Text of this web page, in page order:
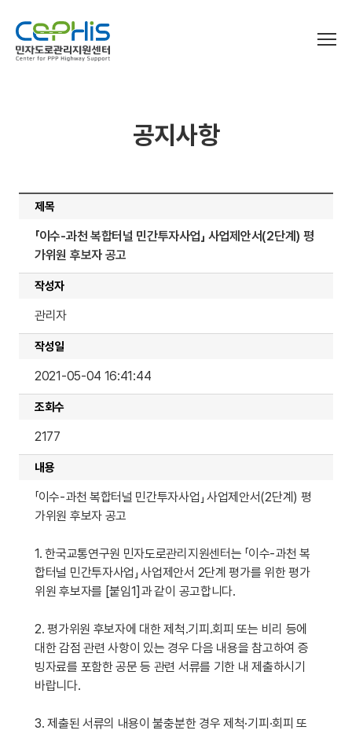
설립목적 및 연혁
주요업무
조직도
찾아오시는길
민자고속도로 현황
정보마당
민자교통SOC 브리프
법령
운영평가
운영평가
운영평가 매뉴얼
운영평가 결과
미납통행료 징수
부가통행료 부과 기준 및 절차
강제징수
FAQ
공시송달
미납통행료 조회·납부
민자도로관리지원센터 연구보고서
한국교통연구원 연구보고서
공지사항
채용공고
공지사항
제목
「이수-과천 복합터널 민간투자사업」 사업제안서(2단계) 평
가위원 후보자 공고
작성자
관리자
작성일
2021-05-04 16:41:44
조회수
2177
내용
「이수-과천 복합터널 민간투자사업」 사업제안서(2단계) 평
가위원 후보자 공고
1. 한국교통연구원 민자도로관리지원센터는 「이수-과천 복
합터널 민간투자사업」 사업제안서 2단계 평가를 위한 평가
위원 후보자를 [붙임1]과 같이 공고합니다.
2. 평가위원 후보자에 대한 제척․기피․회피 또는 비리 등에
대한 감점 관련 사항이 있는 경우 다음 내용을 참고하여 증
빙자료를 포함한 공문 등 관련 서류를 기한 내 제출하시기
바랍니다.
3. 제출된 서류의 내용이 불충분한 경우 제척·기피·회피 또